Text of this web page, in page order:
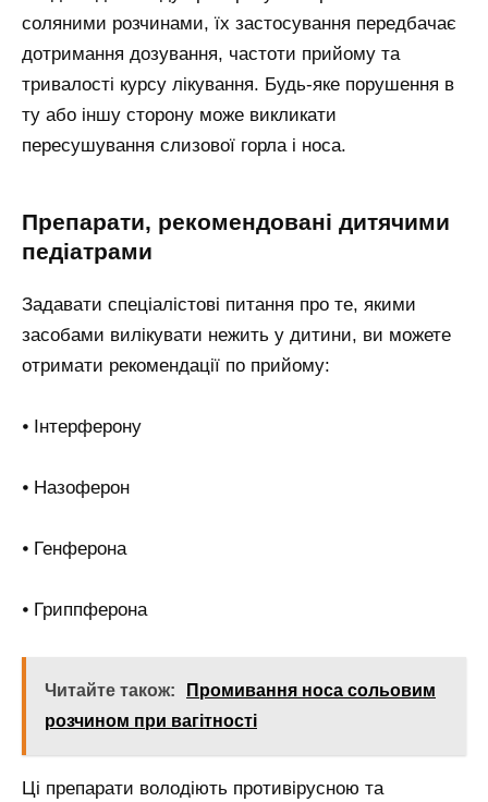
соляними розчинами, їх застосування передбачає
дотримання дозування, частоти прийому та
тривалості курсу лікування. Будь-яке порушення в
ту або іншу сторону може викликати
пересушування слизової горла і носа.
Препарати, рекомендовані дитячими
педіатрами
Задавати спеціалістові питання про те, якими
засобами вилікувати нежить у дитини, ви можете
отримати рекомендації по прийому:
⦁ Інтерферону
⦁ Назоферон
⦁ Генферона
⦁ Гриппферона
Читайте також:
Промивання носа сольовим
розчином при вагітності
Ці препарати володіють противірусною та